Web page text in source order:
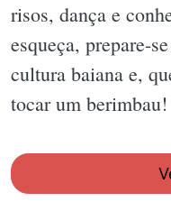
risos, dança e
esqueça, prepare-
cultura baiana e,
tocar um